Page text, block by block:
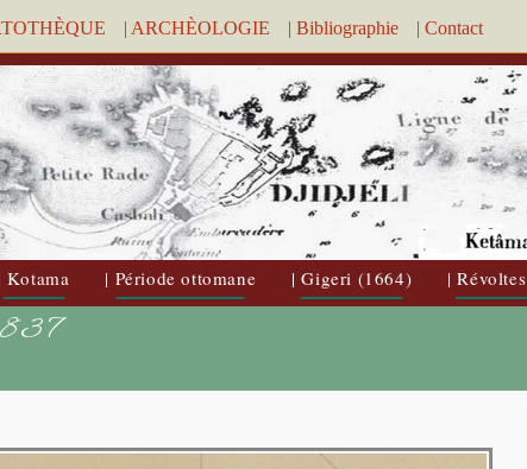
| ARCHÈOLOGIE | Bibliographie | Contact
| Kotama | Période ottomane | Gigeri (1664) | Révoltes